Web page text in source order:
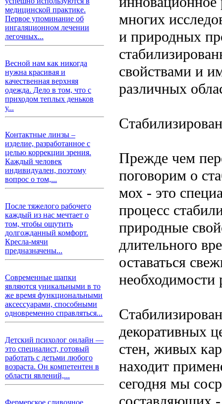
медицинской практике.
Первое упоминание об
ингаляционном лечении
легочных...
Весной нам как никогда
нужна красивая и
качественная верхняя
одежда. Дело в том, что с
приходом теплых деньков
у...
Контактные линзы –
изделие, разработанное с
целью коррекции зрения.
Каждый человек
индивидуален, поэтому
вопрос о том,...
После тяжелого рабочего
каждый из нас мечтает о
том, чтобы ощутить
долгожданный комфорт.
Кресла-мячи
предназначены...
Современные шапки
являются уникальными в то
же время функциональными
аксессуарами, способными
одновременно справляться...
Детский психолог онлайн —
это специалист, готовый
работать с детьми любого
возраста. Он компетентен в
области явлений,...
Фермерское сливочное
многих
и природных
свойствами и
различных
Прежде чем
поговорим о
мох - это
процесс
природные
длительного
оставаться
необходимости
декоративных
стен, живых
находит
сегодня мы